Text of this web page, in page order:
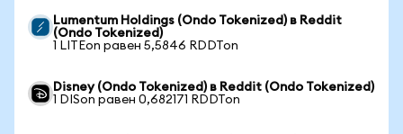
Lumentum Holdings (Ondo Tokenized) в Reddit
(Ondo Tokenized)
1 LITEon равен 5,5846 RDDTon
Disney (Ondo Tokenized) в Reddit (Ondo Tokenized)
1 DISon равен 0,682171 RDDTon